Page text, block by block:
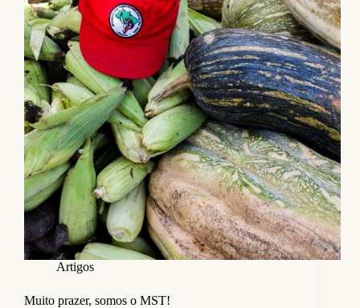
Artigos
Muito prazer, somos o MST!